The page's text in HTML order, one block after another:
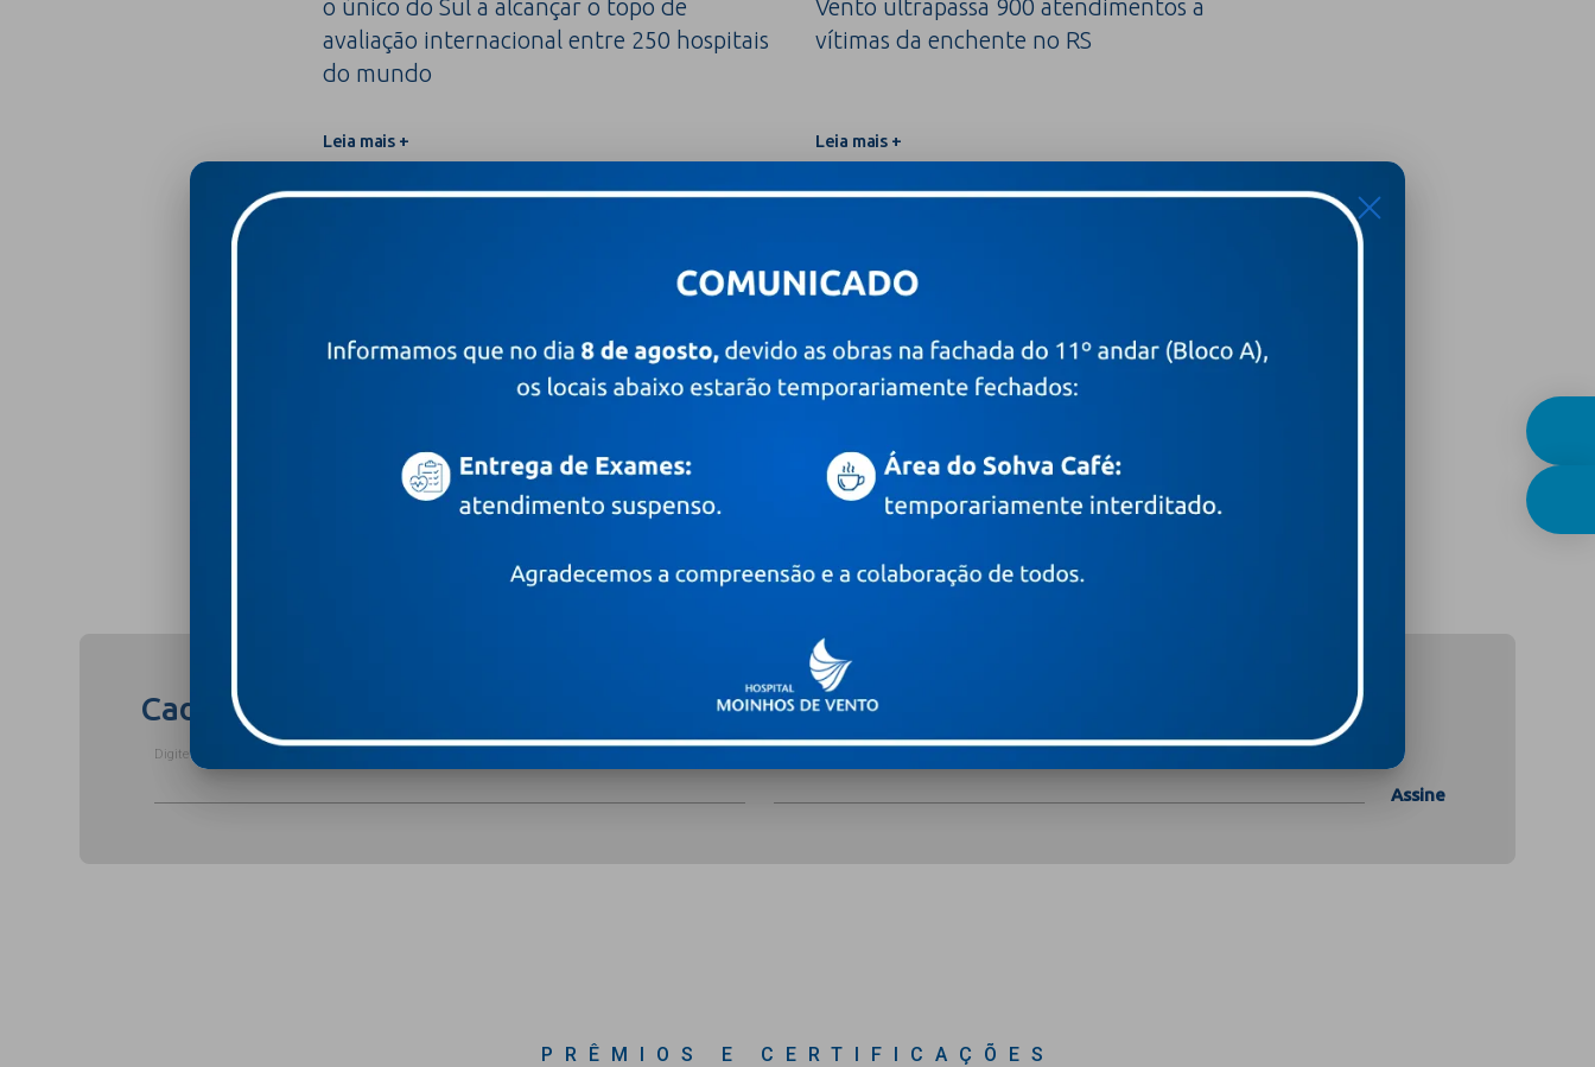
o único do Sul a alcançar o topo de
avaliação internacional entre 250 hospitais
do mundo
Leia mais +
Vento ultrapassa 900 atendimentos a
vítimas da enchente no RS
Leia mais +
conquistar 100% de aprovação em certificação
ajudam a antecipar o diagnóstico
Leia mais +
Compartilhar
Cadastre-se para receber novidades
Digite o seu nome completo
Assine
PRÊMIOS E CERTIFICAÇÕES
X